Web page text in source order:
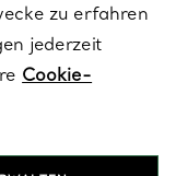
zu erfahren
jederzeit
Cookie-